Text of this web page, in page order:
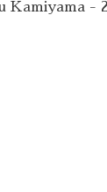
Kamiyama -